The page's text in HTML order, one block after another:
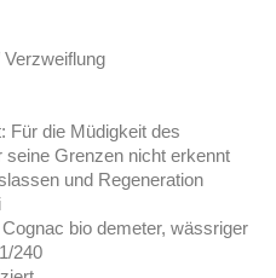
Für die Müdigkeit des
seine Grenzen nicht erkennt
und Regeneration
bio demeter, wässriger
240